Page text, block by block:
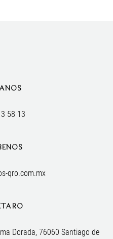
58 13
qro.com.mx
Dorada, 76060 Santiago de